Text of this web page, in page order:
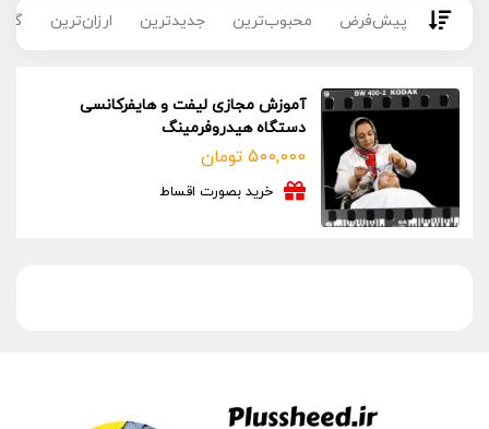
پیش‌فرض محبوب‌ترین جدیدترین ارزان‌ترین
آموزش مجازی لیفت و هایفرکانسی
دستگاه هیدروفرمینگ
500,000 تومان
خرید بصورت اقساط